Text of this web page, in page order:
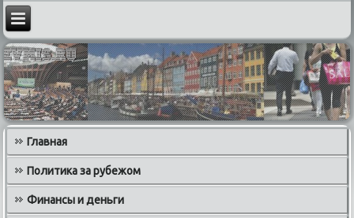
Главная
Политика за рубежом
Финансы и деньги